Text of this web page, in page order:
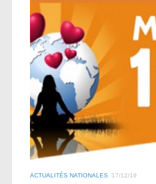
ACTUALITÉS NATIONALES 17/12/19